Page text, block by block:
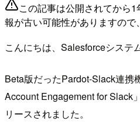
この記事は公開されてから
報が古い可能性がありますので
こんにちは、Salesforceシステ
Beta版だったPardot-Slack連携
Account Engagement for Slack
リースされました。